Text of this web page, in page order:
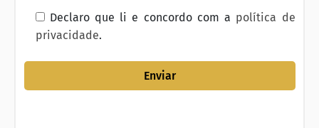
Declaro que li e concordo com a política de
privacidade.